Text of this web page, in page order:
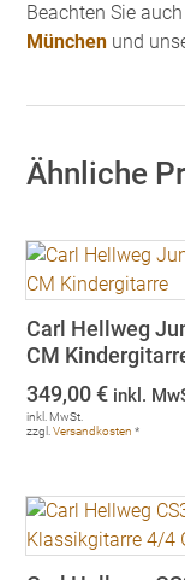
Beachten Sie
München und
Ähnliche
Carl Hellweg
CM
349,00€ inkl.
inkl. MwSt.
zzgl.Versandkosten *